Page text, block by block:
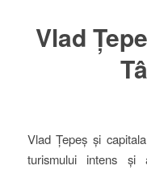
Vlad
Vlad Țepeș și
turismului intens și